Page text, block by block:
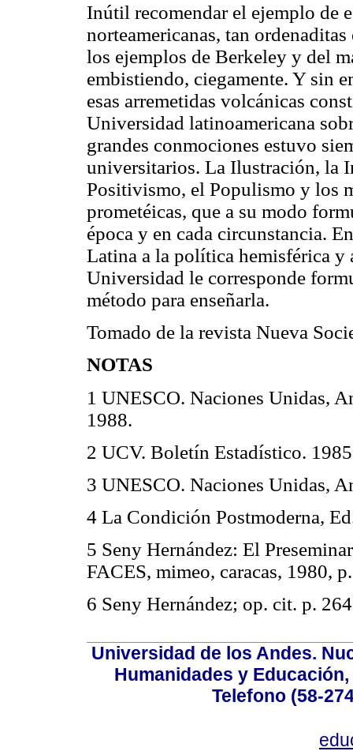
Inútil recomendar el ejemplo de
norteamericanas, tan
los ejemplos de Berkeley y del
embistiendo, ciegamente. Y sin
esas arremetidas volcánicas
Universidad latinoamericana
grandes conmociones estuvo
universitarios. La Ilustración, la
Positivismo, el Populismo y los
prometéicas, que a su modo
época y en cada circunstancia.
Latina a la política hemisférica y
Universidad le corresponde
método para enseñarla.
Tomado de la revista Nueva
NOTAS
1 UNESCO. Naciones Unidas,
1988.
2 UCV. Boletín Estadístico.
3 UNESCO. Naciones Unidas,
4 La Condición Postmoderna,
5 Seny Hernández: El
FACES, mimeo, caracas, 1980,
6 Seny Hernández; op. cit. p.
Universidad de los Andes.
Humanidades y
Telefono (58-